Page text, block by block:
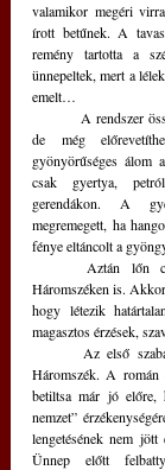
valamikor megéri
írott betűnek. A
remény tartotta a
ünnepeltek, mert a
emelt…
de még
gyönyörűséges álom
csak gyertya,
gerendákon. A
megremegett, ha
fénye eltáncolt a
Háromszéken is.
hogy létezik
magasztos érzések,
Háromszék. A
betiltsa már jó előre,
nemzet”
lengetésének nem
Ünnep előtt